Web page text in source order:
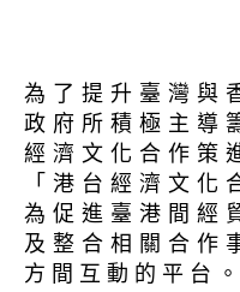
為了提升臺灣與
政府所積極主導
經濟文化合作策
「港台經濟文化
為促進臺港間經
及整合相關合作
方間互動的平台。